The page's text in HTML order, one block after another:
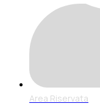
Area Riservata